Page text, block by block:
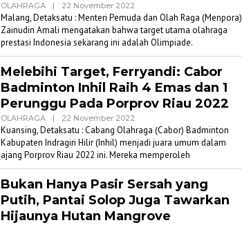
OLAHRAGA | 22 November 2022
Admin
Detaksatu
Malang, Detaksatu : Menteri Pemuda dan Olah Raga (Menpora)
Zainudin Amali mengatakan bahwa target utama olahraga
prestasi Indonesia sekarang ini adalah Olimpiade.
Melebihi Target, Ferryandi: Cabor
Badminton Inhil Raih 4 Emas dan 1
Perunggu Pada Porprov Riau 2022
OLAHRAGA | 22 November 2022
Admin
Detaksatu
Kuansing, Detaksatu : Cabang Olahraga (Cabor) Badminton
Kabupaten Indragiri Hilir (Inhil) menjadi juara umum dalam
ajang Porprov Riau 2022 ini. Mereka memperoleh
Bukan Hanya Pasir Sersah yang
Putih, Pantai Solop Juga Tawarkan
Hijaunya Hutan Mangrove